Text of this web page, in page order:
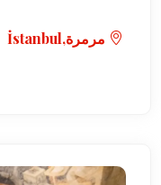
مرمرة,İstanbul